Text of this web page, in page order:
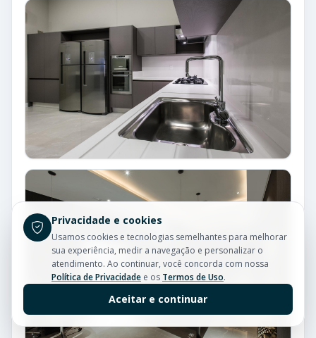
Privacidade e cookies
Usamos cookies e tecnologias semelhantes para melhorar
sua experiência, medir a navegação e personalizar o
atendimento. Ao continuar, você concorda com nossa
Política de Privacidade e os Termos de Uso.
Aceitar e continuar